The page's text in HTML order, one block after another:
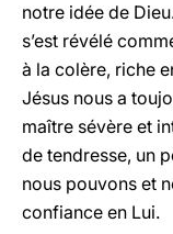
notre idée de
s’est révélé
à la colère, riche
Jésus nous a
maître sévère et
de tendresse, un
nous pouvons et
confiance en Lui.